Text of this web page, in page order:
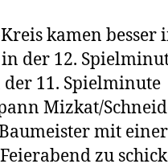
kamen besser
der 12.
11. Spielminute
Mizkat/
mit einer
zu